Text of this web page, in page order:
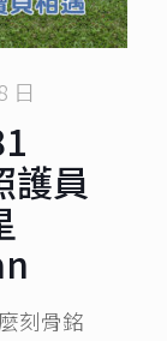
日
護員
刻骨銘